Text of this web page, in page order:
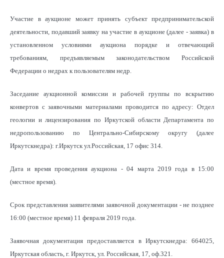
Участие в аукционе может принять субъект предпринимательской
деятельности, подавший заявку на участие в аукционе (далее - заявка) в
установленном условиями аукциона порядке и отвечающий
требованиям, предъявляемым законодательством Российской
Федерации о недрах к пользователям недр.
Заседание аукционной комиссии и рабочей группы по вскрытию
конвертов с заявочными материалами проводится по адресу: Отдел
геологии и лицензирования по Иркутской области Департамента по
недропользованию по Центрально-Сибирскому округу (далее
Иркутскнедра): г.Иркутск ул.Российская, 17 офис 314.
Дата и время проведения аукциона - 04 марта 2019 года в 15:00
(местное время).
Срок представления заявителями заявочной документации - не позднее
16:00 (местное время) 11 февраля 2019 года.
Заявочная документация предоставляется в Иркутскнедра: 664025,
Иркутская область, г. Иркутск, ул. Российская, 17, оф.321.